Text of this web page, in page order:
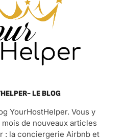
LE BLOG
YourHostHelper. Vous y
de nouveaux articles
: la conciergerie Airbnb et